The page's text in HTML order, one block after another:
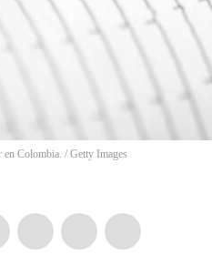
en Colombia. / Getty Images